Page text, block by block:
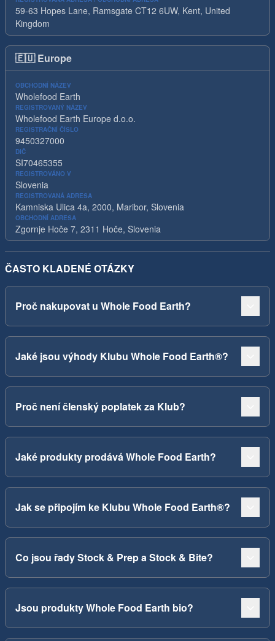
59-63 Hopes Lane, Ramsgate CT12 6UW, Kent, United
Kingdom
🇪🇺 Europe
OBCHODNÍ NÁZEV
Wholefood Earth
REGISTROVANÝ NÁZEV
Wholefood Earth Europe d.o.o.
REGISTRAČNÍ ČÍSLO
9450327000
DIČ
SI70465355
REGISTROVÁNO V
Slovenia
REGISTROVANÁ ADRESA
Kamniska Ulica 4a, 2000, Maribor, Slovenia
OBCHODNÍ ADRESA
Zgornje Hoče 7, 2311 Hoče, Slovenia
ČASTO KLADENÉ OTÁZKY
Proč nakupovat u Whole Food Earth?
Jaké jsou výhody Klubu Whole Food Earth®?
Proč není členský poplatek za Klub?
Jaké produkty prodává Whole Food Earth?
Jak se připojím ke Klubu Whole Food Earth®?
Co jsou řady Stock & Prep a Stock & Bite?
Jsou produkty Whole Food Earth bio?